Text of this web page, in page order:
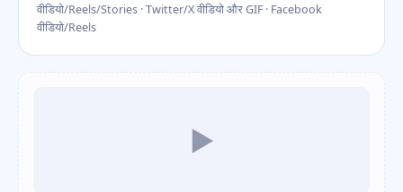
वीडियो/Reels/Stories · Twitter/X वीडियो और GIF · Facebook
वीडियो/Reels
▶